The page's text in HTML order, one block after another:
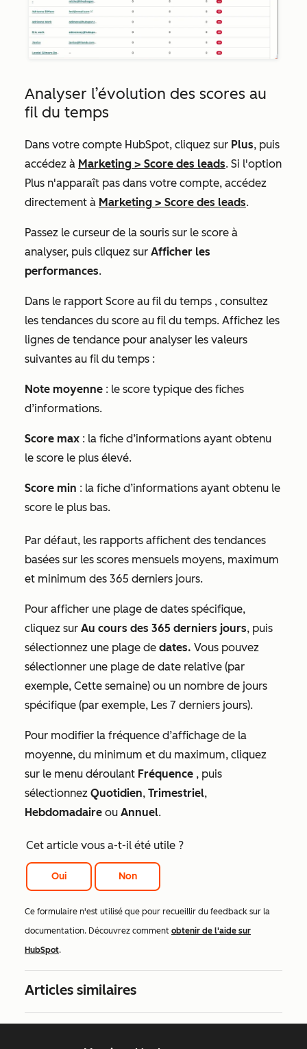
Analyser l’évolution des scores au
fil du temps
Dans votre compte HubSpot, cliquez sur Plus, puis
accédez à Marketing > Score des leads. Si l'option
Plus n'apparaît pas dans votre compte, accédez
directement à Marketing > Score des leads.
Passez le curseur de la souris sur le score à
analyser, puis cliquez sur Afficher les
performances.
Dans le rapport Score au fil du temps , consultez
les tendances du score au fil du temps. Affichez les
lignes de tendance pour analyser les valeurs
suivantes au fil du temps :
Note moyenne : le score typique des fiches
d’informations.
Score max : la fiche d’informations ayant obtenu
le score le plus élevé.
Score min : la fiche d’informations ayant obtenu le
score le plus bas.
Par défaut, les rapports affichent des tendances
basées sur les scores mensuels moyens, maximum
et minimum des 365 derniers jours.
Pour afficher une plage de dates spécifique,
cliquez sur Au cours des 365 derniers jours, puis
sélectionnez une plage de dates. Vous pouvez
sélectionner une plage de date relative (par
exemple, Cette semaine) ou un nombre de jours
spécifique (par exemple, Les 7 derniers jours).
Pour modifier la fréquence d’affichage de la
moyenne, du minimum et du maximum, cliquez
sur le menu déroulant Fréquence , puis
sélectionnez Quotidien, Trimestriel,
Hebdomadaire ou Annuel.
Cet article vous a-t-il été utile ?
Oui Non
Ce formulaire n'est utilisé que pour recueillir du feedback sur la
documentation. Découvrez comment obtenir de l'aide sur
HubSpot.
Articles similaires